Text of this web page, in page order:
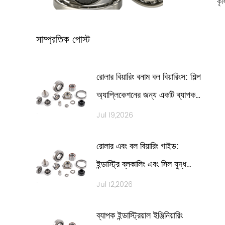
সাম্প্রতিক পোস্ট
রোলার বিয়ারিং বনাম বল বিয়ারিংস: শিল্প
অ্যাপ্লিকেশনের জন্য একটি ব্যাপক
প্রযুক্তিগত তুলনা
Jul 19,2026
রোলার এবং বল বিয়ারিং গাইড:
ইন্ডাস্ট্রি ব্লকালিং এবং সিল যুদ্ধ
ম্যাট্রিক্স
Jul 12,2026
ব্যাপক ইন্ডাস্ট্রিয়াল ইঞ্জিনিয়ারিং